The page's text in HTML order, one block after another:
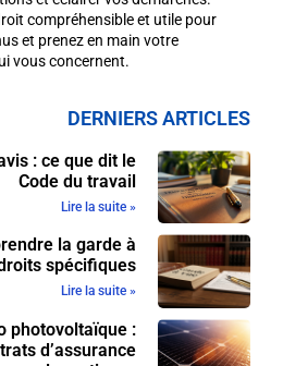
compréhensible et utile pour
et prenez en main votre
vous concernent.
DERNIERS ARTICLES
: ce que dit le
Code du travail
Lire la suite »
la garde à
spécifiques
Lire la suite »
photovoltaïque :
d’assurance